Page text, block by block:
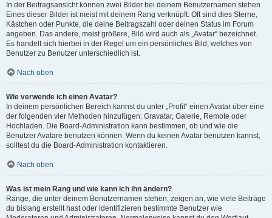
In der Beitragsansicht können zwei Bilder bei deinem Benutzernamen stehen.
Eines dieser Bilder ist meist mit deinem Rang verknüpft: Oft sind dies Sterne,
Kästchen oder Punkte, die deine Beitragszahl oder deinen Status im Forum
angeben. Das andere, meist größere, Bild wird auch als „Avatar“ bezeichnet.
Es handelt sich hierbei in der Regel um ein persönliches Bild, welches von
Benutzer zu Benutzer unterschiedlich ist.
Nach oben
Wie verwende ich einen Avatar?
In deinem persönlichen Bereich kannst du unter „Profil“ einen Avatar über eine
der folgenden vier Methoden hinzufügen: Gravatar, Galerie, Remote oder
Hochladen. Die Board-Administration kann bestimmen, ob und wie die
Benutzer Avatare benutzen können. Wenn du keinen Avatar benutzen kannst,
solltest du die Board-Administration kontaktieren.
Nach oben
Was ist mein Rang und wie kann ich ihn ändern?
Ränge, die unter deinem Benutzernamen stehen, zeigen an, wie viele Beiträge
du bislang erstellt hast oder identifizieren bestimmte Benutzer wie